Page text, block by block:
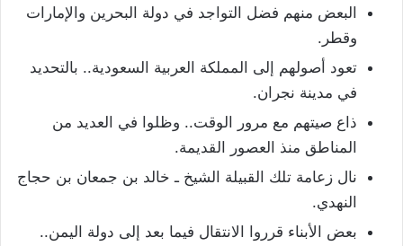
البعض منهم فضل التواجد في دولة البحرين والإمارات
وقطر.
تعود أصولهم إلى المملكة العربية السعودية.. بالتحديد
في مدينة نجران.
ذاع صيتهم مع مرور الوقت.. وظلوا في العديد من
المناطق منذ العصور القديمة.
نال زعامة تلك القبيلة الشيخ ـ خالد بن جمعان بن حجاج
النهدي.
بعض الأبناء قرروا الانتقال فيما بعد إلى دولة اليمن..